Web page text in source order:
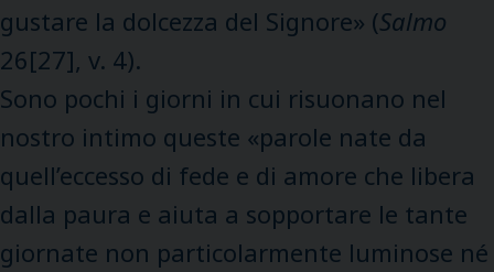
gustare la dolcezza del Signore» (Salmo
26[27], v. 4).
Sono pochi i giorni in cui risuonano nel
nostro intimo queste «parole nate da
quell’eccesso di fede e di amore che libera
dalla paura e aiuta a sopportare le tante
giornate non particolarmente luminose né